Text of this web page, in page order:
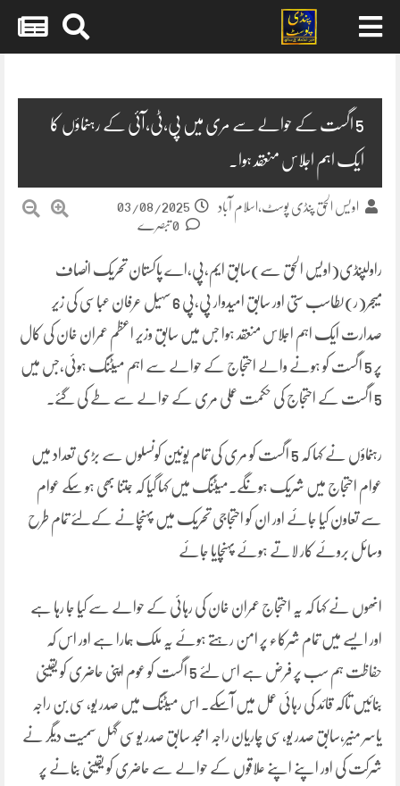
5 اگست کے حوالے سے مری میں پی،ٹی،آئی کے رہنماؤں کا
ایک اہم اجلاس منعقد ہوا۔
اویس الحق پنڈی پوسٹ،اسلام آباد
03/08/2025
راولپنڈی(اویس الحق سے)سابق ایم،پی،اے پاکستان تحریک انصاف
میجر(ر)لطاسب ستی اور سابق امیدوار پی،پی 6 سہیل عرفان عباسی کی زیر
صدارت ایک اہم اجلاس منعقد ہوا جس میں سابق وزیر اعظم عمران خان کی کال
پر 5 اگست کو ہونے والے احتجاج کے حوالے سے اہم میٹنگ ہوئی،جس میں
5 اگست کے احتجاج کی حکمت عملی مری کے حوالے سے طے کی گئے۔
رہنماؤں نے کہا کہ 5 اگست کو مری کی تمام یونین کونسلوں سے بڑی تعداد میں
عوام احتجاج میں شریک ہونگے۔میٹنگ میں کہا گیا کہ جتنا بھی ہو سکے عوام
سے تعاون کیا جائے اور ان کو احتجاجی تحریک میں پہنچانے کےلئے تمام طرح
وسائل بروئے کار لاتے ہوئے پہنچایا جائے
انھوں نے کہا کہ یہ احتجاج عمران خان کی رہائی کے حوالے سے کیا جا رہا ہے
اور ایسے میں تمام شرکاء پر امن رہتے ہوئے یہ ملک ہمارا ہے اور اس کہ
حفاظت ہم سب پر فرض ہے اس لئے 5 اگست کو عوم اپنی حاضری کو یقینی
بنائیں تاکہ قائد کی رہائی عمل میں آسکے۔ اس میٹنگ میں صدر یو،سی بن راجہ
یاسر منیر،سابق صدر یو،سی چاریان راجہ امجد سابق صدر یوسی گہل سمیت دیگر نے
شرکت کی اور اپنے اپنے علاقوں کے حوالے سے حاضری کو یقینی بنانے پر